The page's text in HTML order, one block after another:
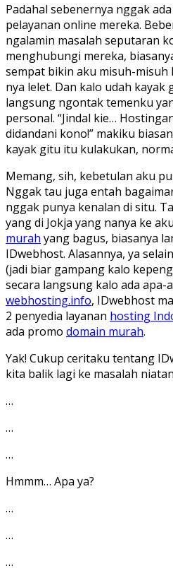
Padahal sebenernya nggak
pelayanan online mereka.
ngalamin masalah seputaran
menghubungi mereka,
sempat bikin aku misuh-
nya lelet. Dan kalo udah kayak
langsung ngontak temenku
personal. “Jindal kie…
didandani kono!” makiku
kayak gitu itu kulakukan,
Memang, sih, kebetulan aku
Nggak tau juga entah
nggak punya kenalan di situ.
yang di Jokja yang nanya ke
murah yang bagus, biasanya
IDwebhost. Alasannya, ya
(jadi biar gampang kalo
secara langsung kalo ada apa-
webhosting.info, IDwebhost
2 penyedia layanan hosting
ada promo domain murah.
Yak! Cukup ceritaku tentang
kita balik lagi ke masalah
…
…
…
Hmmm… Apa ya?
…
…
…